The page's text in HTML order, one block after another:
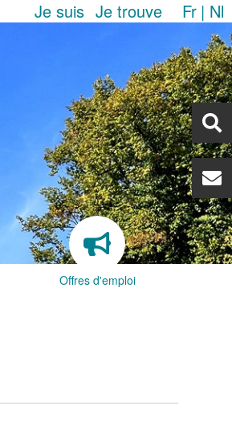
Je suis Je trouve Fr Nl
Offres d'emploi